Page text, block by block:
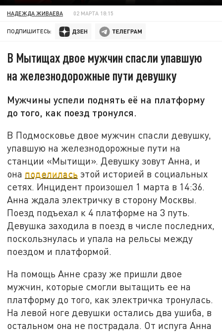
НАДЕЖДА ЖИВАЕВА 02 МАРТА 18:15
ПОДПИШИТЕСЬ:
В Мытищах двое мужчин спасли упавшую
на железнодорожные пути девушку
Мужчины успели поднять её на платформу
до того, как поезд тронулся.
В Подмосковье двое мужчин спасли девушку,
упавшую на железнодорожные пути на
станции «Мытищи». Девушку зовут Анна, и
она поделилась этой историей в социальных
сетях. Инцидент произошел 1 марта в 14:36.
Анна ждала электричку в сторону Москвы.
Поезд подъехал к 4 платформе на 3 путь.
Девушка заходила в поезд в числе последних,
поскользнулась и упала на рельсы между
поездом и платформой.
На помощь Анне сразу же пришли двое
мужчин, которые смогли вытащить ее на
платформу до того, как электричка тронулась.
На левой ноге девушки остались два ушиба, в
остальном она не пострадала. От испуга Анна